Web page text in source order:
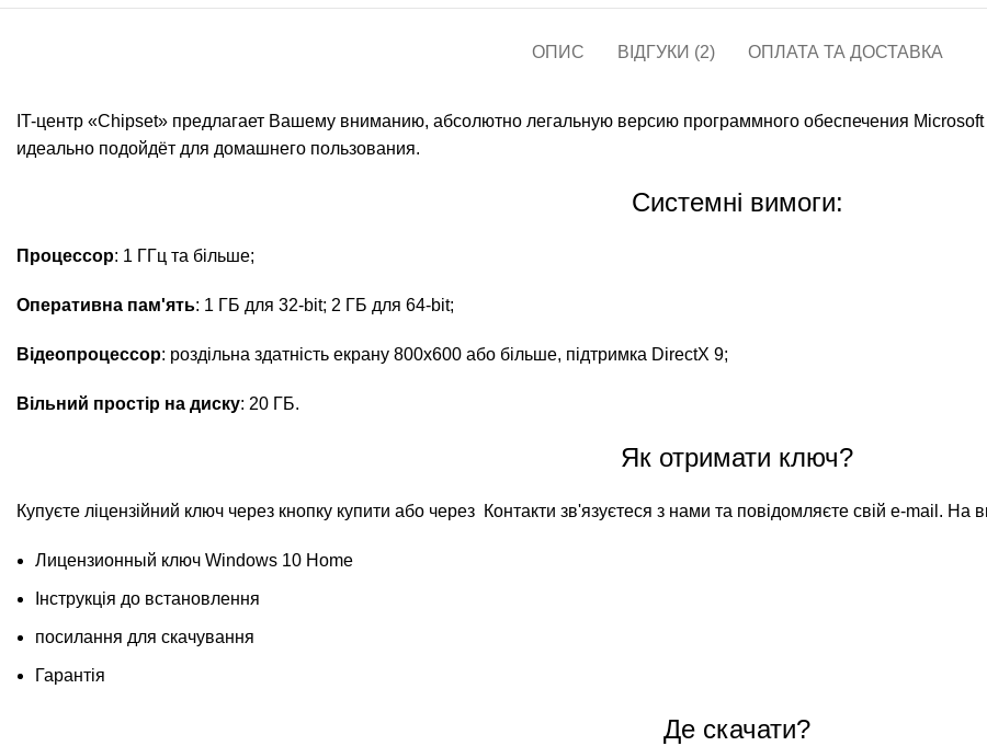
ОПИС ВІДГУКИ (2) ОПЛАТА ТА ДОСТАВКА
IT-центр «Chipset» предлагает Вашему вниманию, абсолютно легальную версию программного обеспечения
идеально подойдёт для домашнего пользования.
Системні вимоги:
Процессор: 1 ГГц та більше;
Оперативна пам'ять: 1 ГБ для 32-bit; 2 ГБ для 64-bit;
Відеопроцессор: роздільна здатність екрану 800х600 або більше, підтримка DirectX 9;
Вільний простір на диску: 20 ГБ.
Як отримати ключ?
Купуєте ліцензійний ключ через кнопку купити або через Контакти зв'язуєтеся з нами та повідомляєте свій e-mail. На
Лицензионный ключ Windows 10 Home
Інструкція до встановлення
посилання для скачування
Гарантія
Де скачати?